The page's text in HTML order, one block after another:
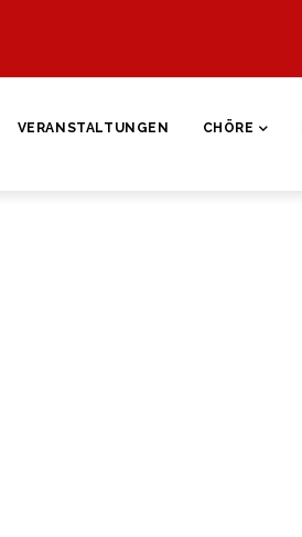
VERANSTALTUNGEN CHÖRE